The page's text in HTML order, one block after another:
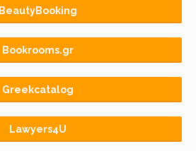
BeautyBooking
Bookrooms.gr
Greekcatalog
Lawyers4U